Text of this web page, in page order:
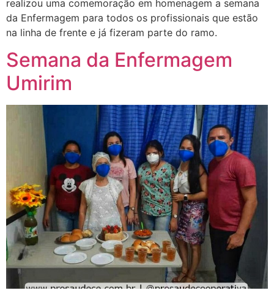
realizou uma comemoração em homenagem a semana
da Enfermagem para todos os profissionais que estão
na linha de frente e já fizeram parte do ramo.
Semana da Enfermagem
Umirim